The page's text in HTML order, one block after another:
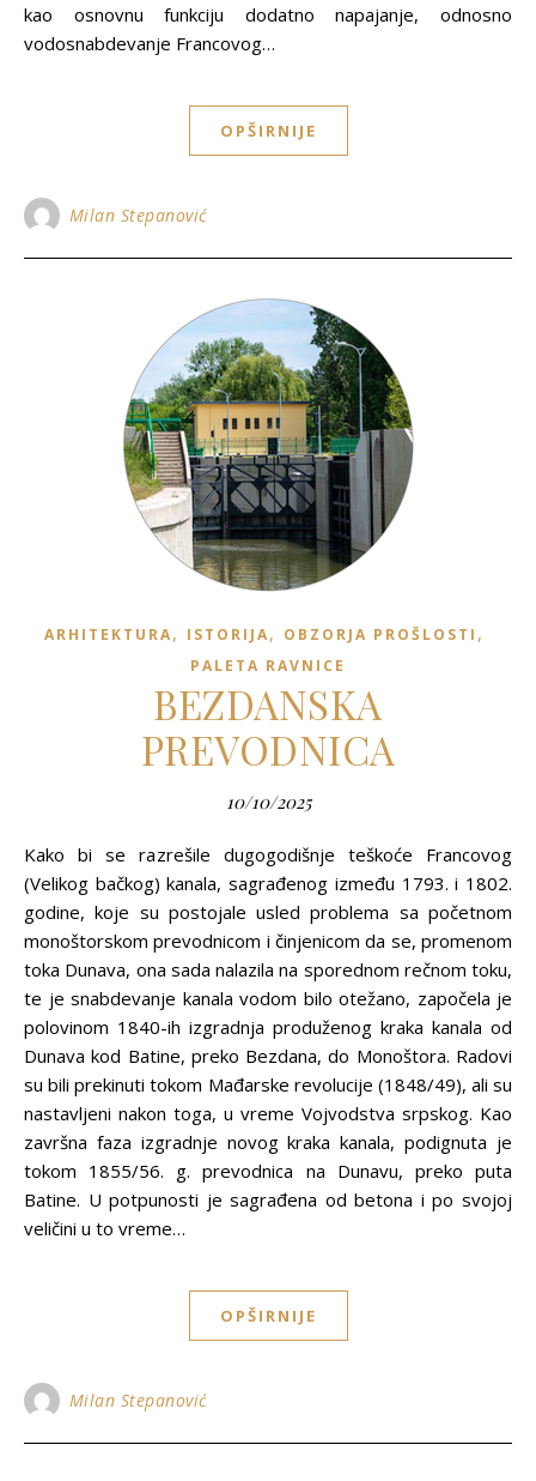
kao osnovnu funkciju dodatno napajanje, odnosno
vodosnabdevanje Francovog…
OPŠIRNIJE
Milan Stepanović
ARHITEKTURA, ISTORIJA, OBZORJA PROŠLOSTI ,
PALETA RAVNICE
BEZDANSKA
PREVODNICA
10/10/2025
Kako bi se razrešile dugogodišnje teškoće Francovog
(Velikog bačkog) kanala, sagrađenog između 1793. i 1802.
godine, koje su postojale usled problema sa početnom
monoštorskom prevodnicom i činjenicom da se, promenom
toka Dunava, ona sada nalazila na sporednom rečnom toku,
te je snabdevanje kanala vodom bilo otežano, započela je
polovinom 1840-ih izgradnja produženog kraka kanala od
Dunava kod Batine, preko Bezdana, do Monoštora. Radovi
su bili prekinuti tokom Mađarske revolucije (1848/49), ali su
nastavljeni nakon toga, u vreme Vojvodstva srpskog. Kao
završna faza izgradnje novog kraka kanala, podignuta je
tokom 1855/56. g. prevodnica na Dunavu, preko puta
Batine. U potpunosti je sagrađena od betona i po svojoj
veličini u to vreme…
OPŠIRNIJE
Milan Stepanović